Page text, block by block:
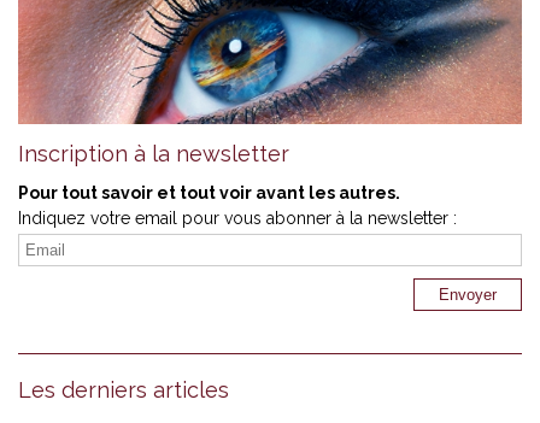
Inscription à la newsletter
Pour tout savoir et tout voir avant les autres.
Indiquez votre email pour vous abonner à la newsletter :
Les derniers articles